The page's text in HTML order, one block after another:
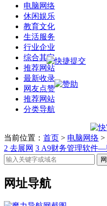
电脑网络
休闲娱乐
教育文化
生活服务
行业企业
综合其它
推荐网站
最新收录
网友点赞
推荐网站
分类导航
当前位置： 首页 > 电脑网络 >
2 去展网 3 A9财务管理软件
网址导航